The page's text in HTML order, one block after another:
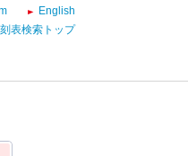
English
表検索トップ